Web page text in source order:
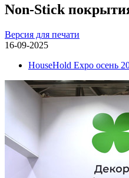
Non-Stick
Версия для печати
16-09-2025
HouseHold Expo осень